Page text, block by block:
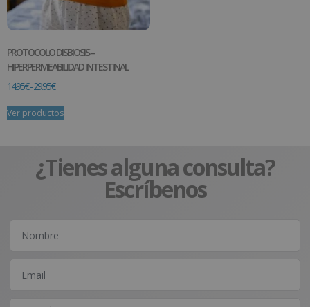
PROTOCOLO DISBIOSIS –
HIPERPERMEABILIDAD INTESTINAL
14.95€-29.95€
Ver productos
¿Tienes alguna consulta?
Escríbenos